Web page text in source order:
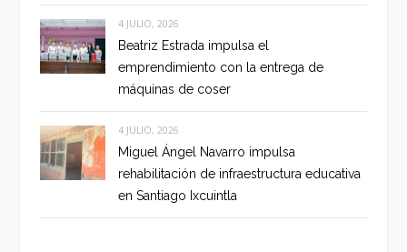
4 JULIO, 2026
Beatriz Estrada impulsa el
emprendimiento con la entrega de
máquinas de coser
4 JULIO, 2026
Miguel Ángel Navarro impulsa
rehabilitación de infraestructura educativa
en Santiago Ixcuintla